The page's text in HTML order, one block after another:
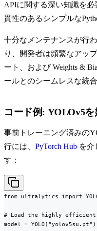
APIに関する深い知識を
貫性のあるシンプルな
十分なメンテナンスが行
り、開発者は頻繁なアッ
ート、および Weights &
ールとのシームレスな統
コード例: YOLOv5を
事前トレーニング済みの
行には、 PyTorch Hub を介
す：
from ultralytics import
# Load the highly efficient
model = YOLO("yolov5su.pt")